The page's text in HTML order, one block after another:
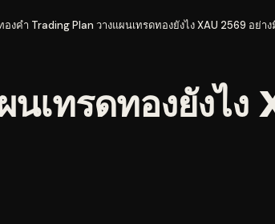
องคำ Trading Plan วางแผนเทรดทองยังไง XAU 2569 อย่า
เทรดทองยังไง